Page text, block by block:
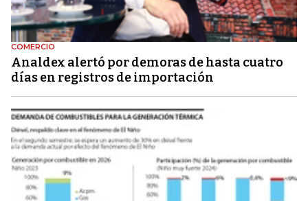
COMERCIO
Analdex alertó por demoras de hasta cuatro
días en registros de importación